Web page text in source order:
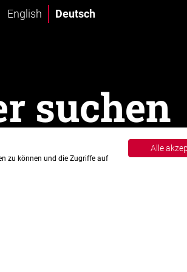
English Deutsch
zu können und die Zugriffe auf
Alle